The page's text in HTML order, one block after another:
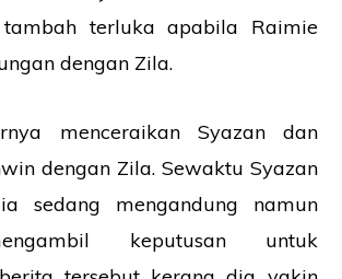
terluka apabila Raimie
dengan Zila.
menceraikan Syazan dan
dengan Zila. Sewaktu Syazan
sedang mengandung namun
keputusan untuk
ini didaftarkan dibawah syarikat ZIKRI TECHNO
T) beralamat di POS 157, KAMPUNG PARIT